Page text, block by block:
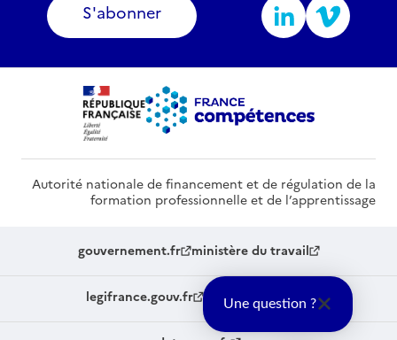
S'abonner
Autorité nationale de financement et de régulation de la
formation professionnelle et de l’apprentissage
gouvernement.fr ministère du travail
legifrance.gouv.fr service-public.fr
Une question ?